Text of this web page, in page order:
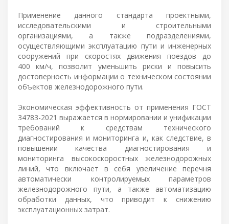
Применение данного стандарта проектными,
исследовательскими и строительными
организациями, а также подразделениями,
осуществляющими эксплуатацию пути и инженерных
сооружений при скоростях движения поездов до
400 км/ч, позволит уменьшить риски и повысить
достоверность информации о техническом состоянии
объектов железнодорожного пути.
Экономическая эффективность от применения ГОСТ
34783-2021 выражается в нормировании и унификации
требований к средствам технического
диагностирования и мониторинга и, как следствие, в
повышении качества диагностирования и
мониторинга высокоскоростных железнодорожных
линий, что включает в себя увеличение перечня
автоматически контролируемых параметров
железнодорожного пути, а также автоматизацию
обработки данных, что приводит к снижению
эксплуатационных затрат.